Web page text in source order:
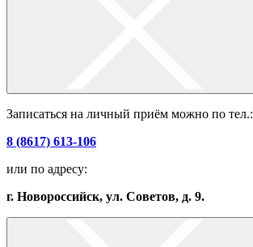
Записаться на личный приём можно по тел.:
8 (8617) 613-106
или по адресу:
г. Новороссийск, ул. Советов, д. 9.